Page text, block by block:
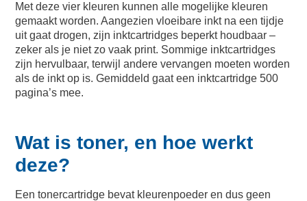
Met deze vier kleuren kunnen alle mogelijke kleuren
gemaakt worden. Aangezien vloeibare inkt na een tijdje
uit gaat drogen, zijn inktcartridges beperkt houdbaar –
zeker als je niet zo vaak print. Sommige inktcartridges
zijn hervulbaar, terwijl andere vervangen moeten worden
als de inkt op is. Gemiddeld gaat een inktcartridge 500
pagina’s mee.
Wat is toner, en hoe werkt
deze?
Een tonercartridge bevat kleurenpoeder en dus geen